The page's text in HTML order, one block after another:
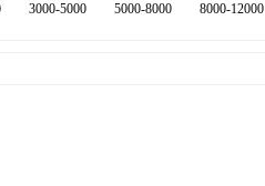
3000-5000 5000-8000 8000-12000